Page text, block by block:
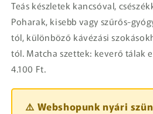
Teás készletek kancsóval,
Poharak, kisebb vagy szűrős-
tól, különböző kávézási
tól. Matcha szettek: keverő tálak
4.100 Ft.
⚠️ Webshopunk nyári